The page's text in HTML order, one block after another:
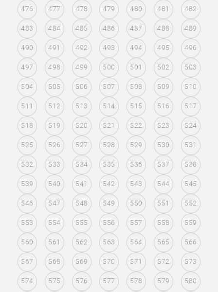
476 477 478 479 480 481 482
483 484 485 486 487 488 489
490 491 492 493 494 495 496
497 498 499 500 501 502 503
504 505 506 507 508 509 510
511 512 513 514 515 516 517
518 519 520 521 522 523 524
525 526 527 528 529 530 531
532 533 534 535 536 537 538
539 540 541 542 543 544 545
546 547 548 549 550 551 552
553 554 555 556 557 558 559
560 561 562 563 564 565 566
567 568 569 570 571 572 573
574 575 576 577 578 579 580